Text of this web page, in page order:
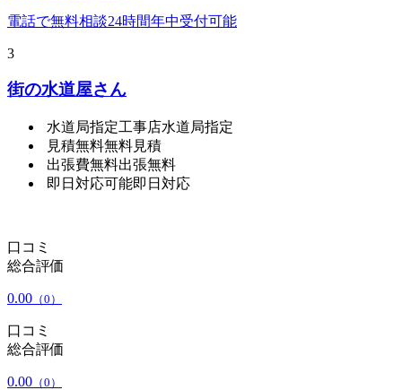
電話で無料相談24時間年中受付可能
3
街の水道屋さん
水道局指定工事店水道局指定
見積無料無料見積
出張費無料出張無料
即日対応可能即日対応
口コミ
総合評価
0.00 （0）
口コミ
総合評価
0.00 （0）